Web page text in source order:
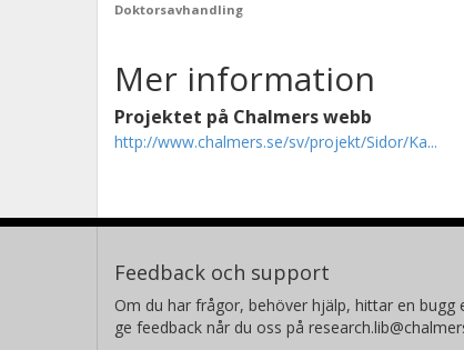
Doktorsavhandling
Mer information
Projektet på Chalmers webb
http://www.chalmers.se/sv/projekt/Sidor/Ka...
Feedback och support
Om du har frågor, behöver hjälp, hittar en bugg
ge feedback når du oss på